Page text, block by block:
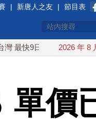
| 新唐人之友 | 節目表
可能登陸中國 台灣
2026 年 8
單價